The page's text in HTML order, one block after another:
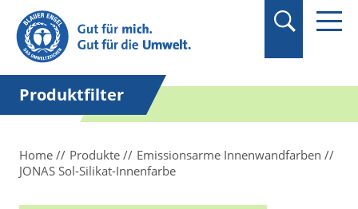
Suchbegriff in
Anführungszeichen
setzen.
Produktfilter
Home Produkte
Emissionsarme Innenwandfarben
JONAS Sol-Silikat-Innenfarbe